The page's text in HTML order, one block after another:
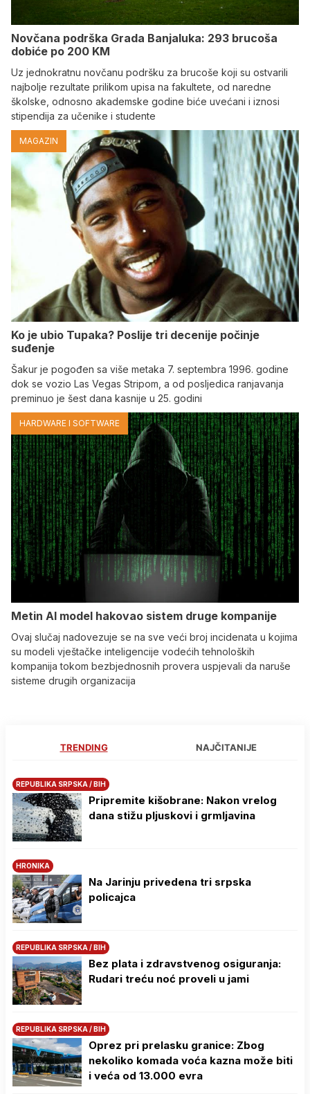
Novčana podrška Grada Banjaluka: 293 brucoša
dobiće po 200 KM
Uz jednokratnu novčanu podršku za brucoše koji su ostvarili
najbolje rezultate prilikom upisa na fakultete, od naredne
školske, odnosno akademske godine biće uvećani i iznosi
stipendija za učenike i studente
MAGAZIN
Ko je ubio Tupaka? Poslije tri decenije počinje
suđenje
Šakur je pogođen sa više metaka 7. septembra 1996. godine
dok se vozio Las Vegas Stripom, a od posljedica ranjavanja
preminuo je šest dana kasnije u 25. godini
HARDWARE I SOFTWARE
Metin AI model hakovao sistem druge kompanije
Ovaj slučaj nadovezuje se na sve veći broj incidenata u kojima
su modeli vještačke inteligencije vodećih tehnoloških
kompanija tokom bezbjednosnih provera uspjevali da naruše
sisteme drugih organizacija
TRENDING NAJČITANIJE
REPUBLIKA SRPSKA / BIH
Pripremite kišobrane: Nakon vrelog
dana stižu pljuskovi i grmljavina
HRONIKA
Na Јarinju privedena tri srpska
policajca
REPUBLIKA SRPSKA / BIH
Bez plata i zdravstvenog osiguranja:
Rudari treću noć proveli u jami
REPUBLIKA SRPSKA / BIH
Oprez pri prelasku granice: Zbog
nekoliko komada voća kazna može biti
i veća od 13.000 evra